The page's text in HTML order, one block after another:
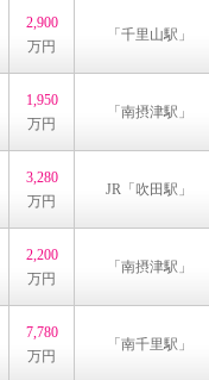
2,900
万円
「千里山駅」
1,950
万円
「南摂津駅」
3,280
万円
JR「吹田駅」
2,200
万円
「南摂津駅」
7,780
万円
「南千里駅」